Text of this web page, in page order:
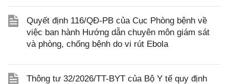
Quyết định 116/QĐ-PB của Cục Phòng bệnh về
việc ban hành Hướng dẫn chuyên môn giám sát
và phòng, chống bệnh do vi rút Ebola
Thông tư 32/2026/TT-BYT của Bộ Y tế quy định